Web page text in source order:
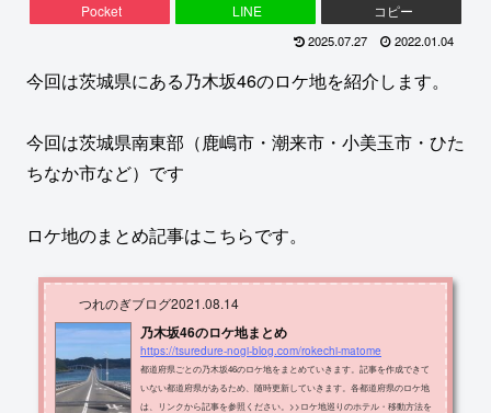
Pocket LINE コピー
2025.07.27 2022.01.04
今回は茨城県にある乃木坂46のロケ地を紹介します。
今回は茨城県南東部（鹿嶋市・潮来市・小美玉市・ひた
ちなか市など）です
ロケ地のまとめ記事はこちらです。
つれのぎブログ2021.08.14
乃木坂46のロケ地まとめ
https://tsuredure-nogi-blog.com/rokechi-matome
都道府県ごとの乃木坂46のロケ地をまとめていきます。記事を作成できて
いない都道府県があるため、随時更新していきます。各都道府県のロケ地
は、リンクから記事を参照ください。>>ロケ地巡りのホテル・移動方法を